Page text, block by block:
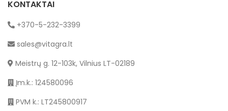
KONTAKTAI
+370-5-232-3399
sales@vitagra.lt
Meistrų g. 12-103k, Vilnius LT-02189
Įm.k.: 124580096
PVM k.: LT245800917